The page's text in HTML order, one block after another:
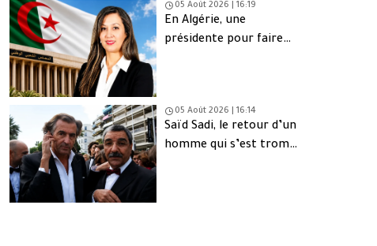
05 Août 2026 | 16:19
En Algérie, une
présidente pour faire
05 Août 2026 | 16:14
Saïd Sadi, le retour d’un
homme qui s’est trompé